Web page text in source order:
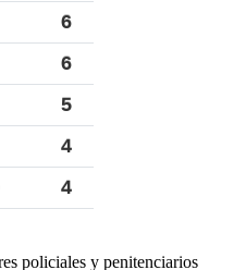
policiales y penitenciarios